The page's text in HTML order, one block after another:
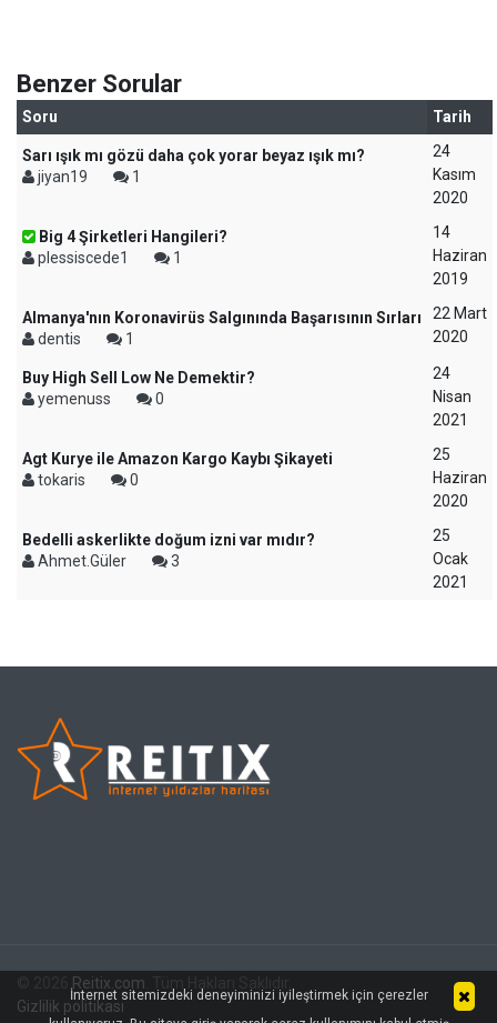
Benzer Sorular
Soru Tarih
Sarı ışık mı gözü daha çok yorar beyaz ışık mı?
jiyan19
1
24
Kasım
2020
Big 4 Şirketleri Hangileri?
plessiscede1
1
14
Haziran
2019
Almanya'nın Koronavirüs Salgınında Başarısının Sırları
dentis
1
22 Mart
2020
Buy High Sell Low Ne Demektir?
yemenuss
0
24
Nisan
2021
Agt Kurye ile Amazon Kargo Kaybı Şikayeti
tokaris
0
25
Haziran
2020
Bedelli askerlikte doğum izni var mıdır?
Ahmet.Güler
3
25
Ocak
2021
Reitix.com
Gizlilik politikası
İnternet sitemizdeki deneyiminizi iyileştirmek için çerezler